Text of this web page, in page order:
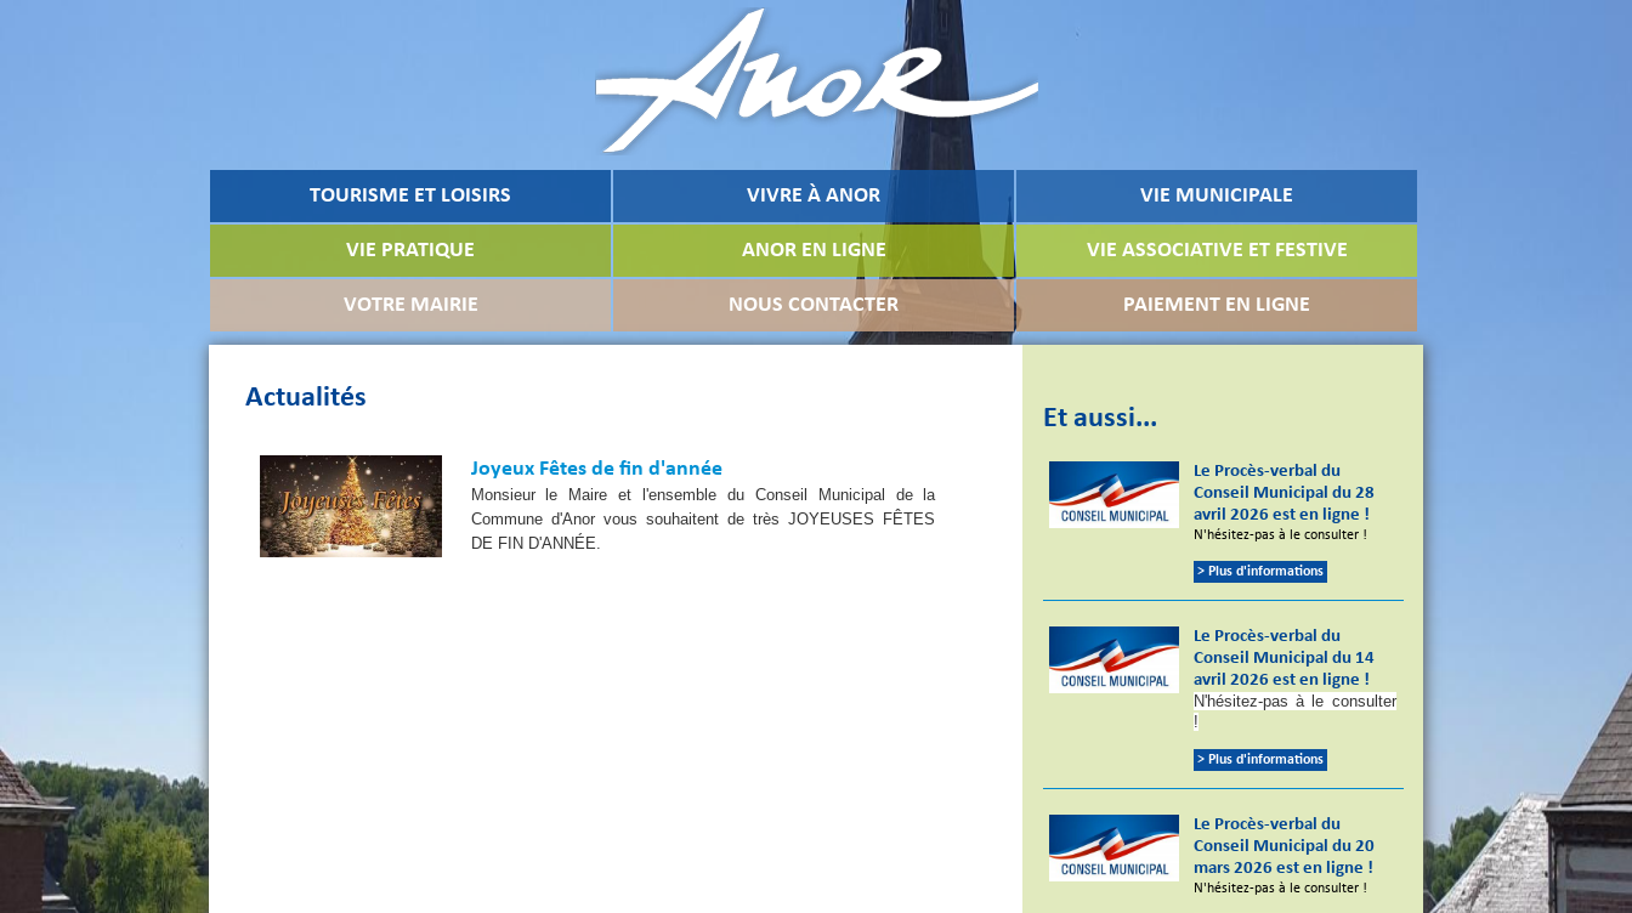
TOURISME ET LOISIRS VIVRE À ANOR VIE MUNICIPALE
VIE PRATIQUE ANOR EN LIGNE VIE ASSOCIATIVE ET FESTIVE
VOTRE MAIRIE NOUS CONTACTER PAIEMENT EN LIGNE
Et aussi...
Le Procès-verbal du
Conseil Municipal du 28
avril 2026 est en ligne !
N'hésitez-pas à le consulter !
> Plus d'informations
Le Procès-verbal du
Conseil Municipal du 14
avril 2026 est en ligne !
N'hésitez-pas à le consulter
!
> Plus d'informations
Le Procès-verbal du
Conseil Municipal du 20
mars 2026 est en ligne !
N'hésitez-pas à le consulter !
Actualités
Joyeux Fêtes de fin d'année
Monsieur le Maire et l'ensemble du Conseil Municipal de la
Commune d'Anor vous souhaitent de très JOYEUSES FÊTES
DE FIN D'ANNÉE.